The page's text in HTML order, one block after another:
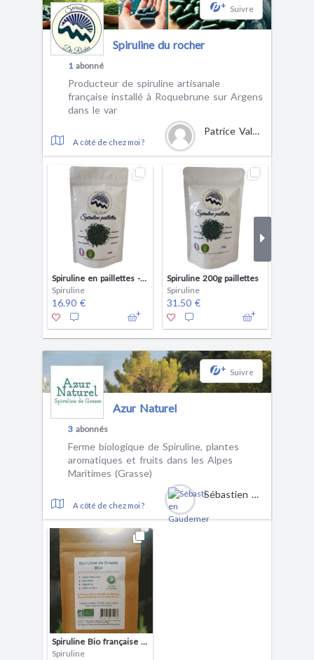
+ Suivre
Spiruline du rocher
1abonné
Producteur de spiruline artisanale
française installé à Roquebrune sur Argens
dans le var
A côté de chez moi ?
Patrice Valenti
Spiruline en paillettes - 100g - 100% pure et naturelle - Producteur français
Spiruline
16.90 €
Spiruline 200g paillettes
Spiruline
31.50 €
+ Suivre
Azur Naturel
3 abonnés
Ferme biologique de Spiruline, plantes
aromatiques et fruits dans les Alpes
Maritimes (Grasse)
A côté de chez moi ?
Sébastien Gaudemer
Spiruline Bio française brindilles
Spiruline